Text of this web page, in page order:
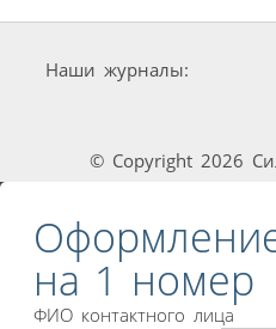
Наши журналы:
© Copyright 2026
на 1 номер
ФИО контактного лица